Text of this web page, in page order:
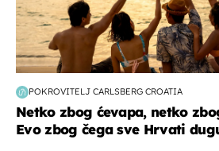
POKROVITELJ CARLSBERG CROATIA
Netko zbog ćevapa, netko
Evo zbog čega sve Hrvati